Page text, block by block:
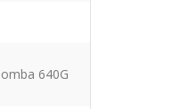
640G